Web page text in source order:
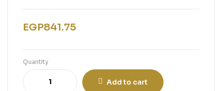
EGP841.75
Quantity
Add to cart